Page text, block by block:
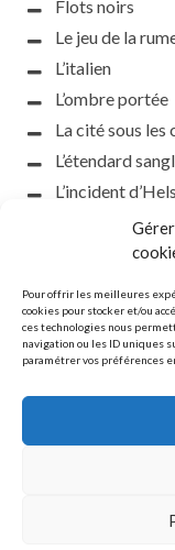
Pour offrir les meilleures
cookies pour stocker et/ou
ces technologies nous
navigation ou les ID uniques
paramétrer vos préférences
Flots noirs
Le jeu de la
L’italien
L’ombre portée
La cité sous les
L’étendard
L’incident
la petite fasciste
Toutes les
Que
Le silence